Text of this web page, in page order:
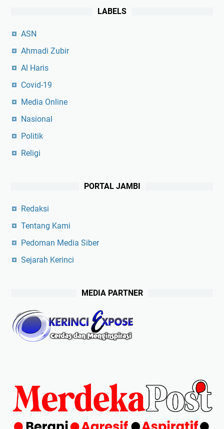
LABELS
ASN
Ahmadi Zubir
Al Haris
Covid-19
Media Online
Nasional
Politik
Religi
PORTAL JAMBI
Redaksi
Tentang Kami
Pedoman Media Siber
Sejarah Kerinci
MEDIA PARTNER